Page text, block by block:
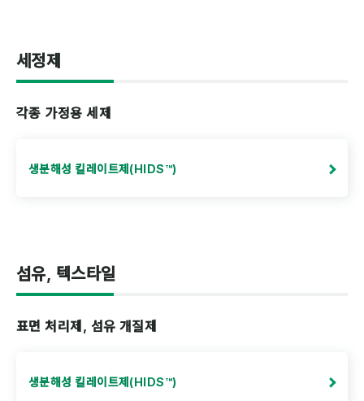
세정제
각종 가정용 세제
생분해성 킬레이트제(HIDS™)
섬유, 텍스타일
표면 처리제, 섬유 개질제
생분해성 킬레이트제(HIDS™)